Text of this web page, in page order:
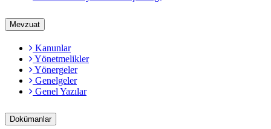
Mevzuat
Kanunlar
Yönetmelikler
Yönergeler
Genelgeler
Genel Yazılar
Dokümanlar